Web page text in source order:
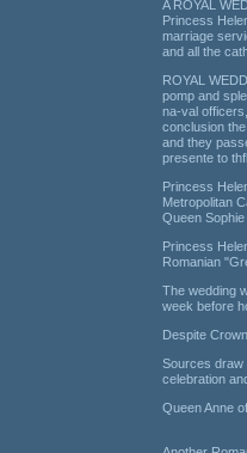
A ROYAL
Princess
marriage
and all the
ROYAL
pomp and
na-val
conclusion
and they
presente to
Princess
Metropolitan
Queen
Princess
Romanian
The wedding
week before
Despite
Sources draw
celebration
Queen Anne